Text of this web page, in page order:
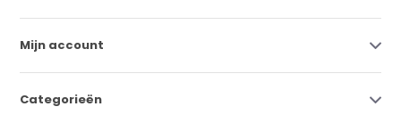
Mijn account
Categorieën